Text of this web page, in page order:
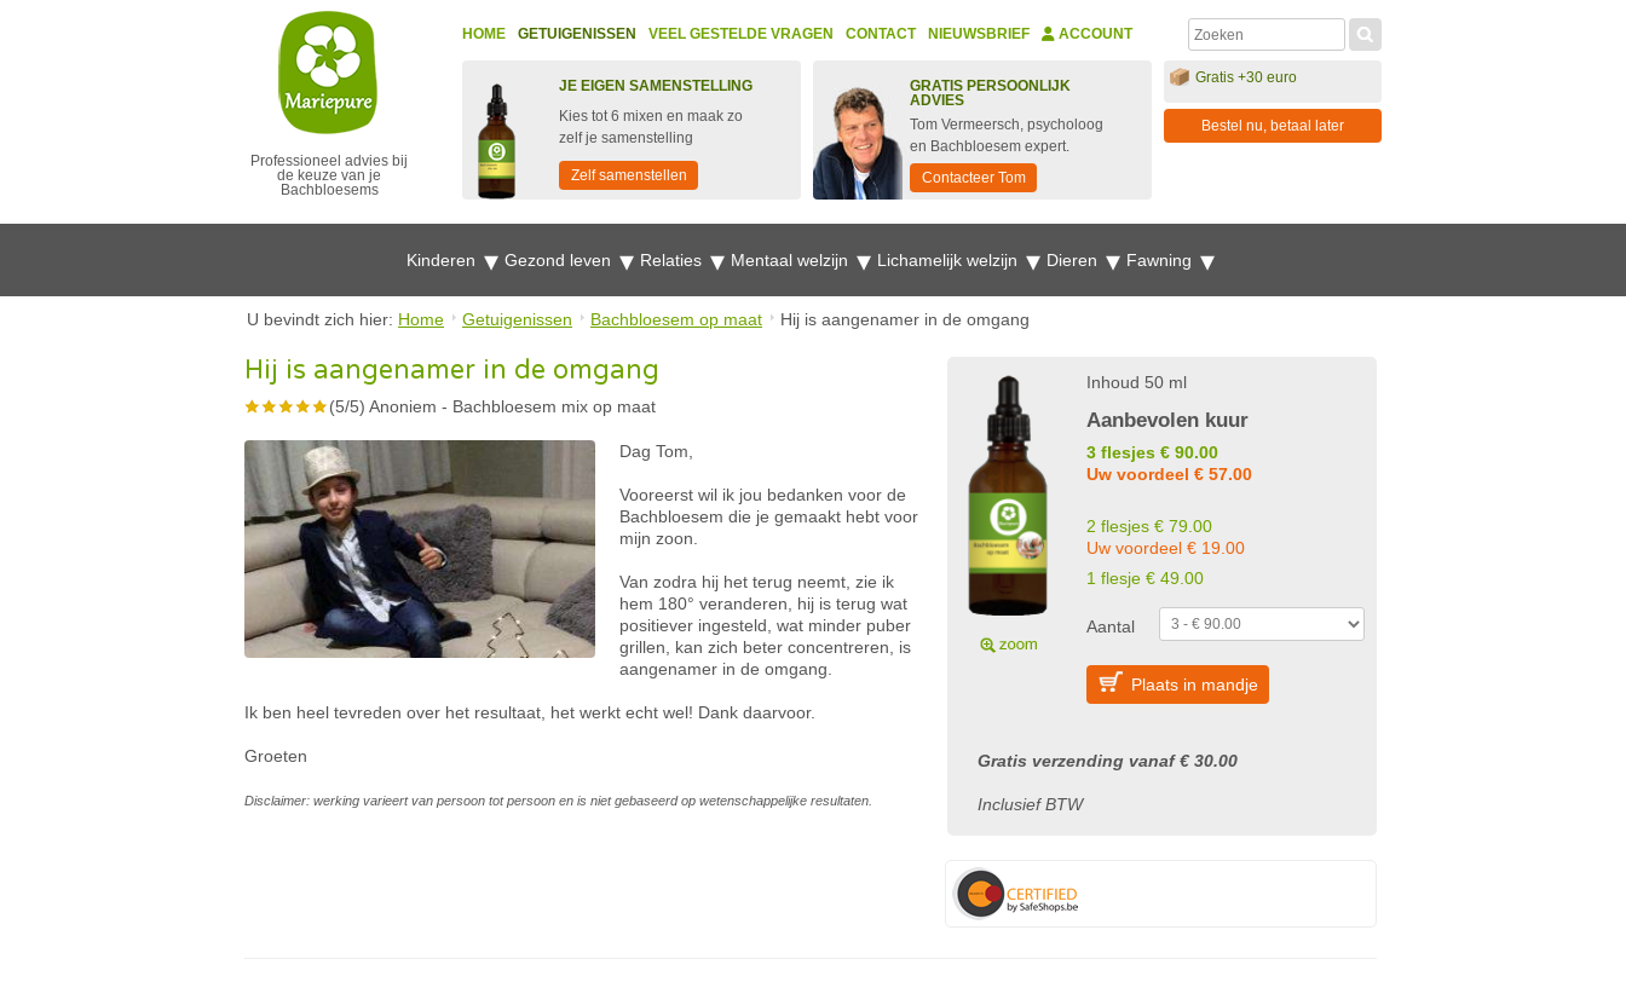
Professioneel advies bij
de keuze van je
Bachbloesems
HOME GETUIGENISSEN VEEL GESTELDE VRAGEN CONTACT NIEUWSBRIEF ACCOUNT
JE EIGEN SAMENSTELLING
Kies tot 6 mixen en maak zo
zelf je samenstelling
Zelf samenstellen
GRATIS PERSOONLIJK
ADVIES
Tom Vermeersch, psycholoog
en Bachbloesem expert.
Contacteer Tom
Gratis +30 euro
Bestel nu, betaal later
Kinderen Gezond leven Relaties Mentaal welzijn Lichamelijk welzijn Dieren Fawning
U bevindt zich hier: Home Getuigenissen Bachbloesem op maat Hij is aangenamer in de omgang
Hij is aangenamer in de omgang
(5/5) Anoniem - Bachbloesem mix op maat
Dag Tom,
Vooreerst wil ik jou bedanken voor de
Bachbloesem die je gemaakt hebt voor
mijn zoon.
Van zodra hij het terug neemt, zie ik
hem 180° veranderen, hij is terug wat
positiever ingesteld, wat minder puber
grillen, kan zich beter concentreren, is
aangenamer in de omgang.
Ik ben heel tevreden over het resultaat, het werkt echt wel! Dank daarvoor.
Groeten
Disclaimer: werking varieert van persoon tot persoon en is niet gebaseerd op wetenschappelijke resultaten.
Inhoud 50 ml
Aanbevolen kuur
3 flesjes € 90.00
Uw voordeel € 57.00
2 flesjes € 79.00
Uw voordeel € 19.00
1 flesje € 49.00
Aantal
Plaats in mandje
Gratis verzending vanaf € 30.00
Inclusief BTW